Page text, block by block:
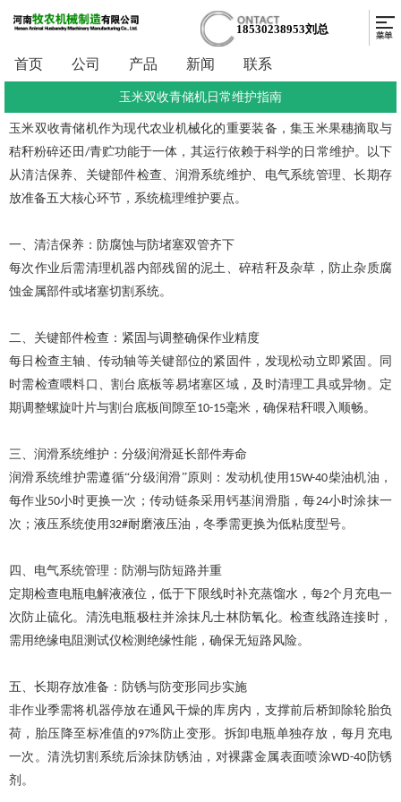
18530238953刘总
首页 公司 产品 新闻 联系
玉米双收青储机日常维护指南
玉米双收青储机作为现代农业机械化的重要装备，集玉米果穗摘取与
秸秆粉碎还田 /青贮功能于一体，其运行依赖于科学的日常维护。以下
从清洁保养、关键部件检查、润滑系统维护、电气系统管理、长期存
放准备五大核心环节，系统梳理维护要点。
一、清洁保养：防腐蚀与防堵塞双管齐下
每次作业后需清理机器内部残留的泥土、碎秸秆及杂草，防止杂质腐
蚀金属部件或堵塞切割系统。
二、关键部件检查：紧固与调整确保作业精度
每日检查主轴、传动轴等关键部位的紧固件，发现松动立即紧固。同
时需检查喂料口、割台底板等易堵塞区域，及时清理工具或异物。定
期调整螺旋叶片与割台底板间隙至 10-15毫米，确保秸秆喂入顺畅。
三、润滑系统维护：分级润滑延长部件寿命
润滑系统维护需遵循“分级润滑”原则：发动机使用 15W-40柴油机油，
每作业50小时更换一次；传动链条采用钙基润滑脂，每24小时涂抹一
次；液压系统使用 32#耐磨液压油，冬季需更换为低粘度型号。
四、电气系统管理：防潮与防短路并重
定期检查电瓶电解液液位，低于下限线时补充蒸馏水，每2个月充电一
次防止硫化。清洗电瓶极柱并涂抹凡士林防氧化。检查线路连接时，
需用绝缘电阻测试仪检测绝缘性能，确保无短路风险。
五、长期存放准备：防锈与防变形同步实施
非作业季需将机器停放在通风干燥的库房内，支撑前后桥卸除轮胎负
荷，胎压降至标准值的97% 防止变形。拆卸电瓶单独存放，每月充电
一次。清洗切割系统后涂抹防锈油，对裸露金属表面喷涂WD-40 防锈
剂。